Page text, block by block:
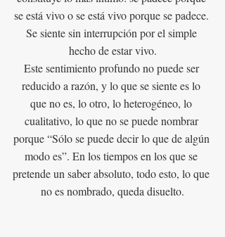
se está vivo o se está vivo porque se padece.
Se siente sin interrupción por el simple
hecho de estar vivo.
Este sentimiento profundo no puede ser
reducido a razón, y lo que se siente es lo
que no es, lo otro, lo heterogéneo, lo
cualitativo, lo que no se puede nombrar
porque “Sólo se puede decir lo que de algún
modo es”. En los tiempos en los que se
pretende un saber absoluto, todo esto, lo que
no es nombrado, queda disuelto.